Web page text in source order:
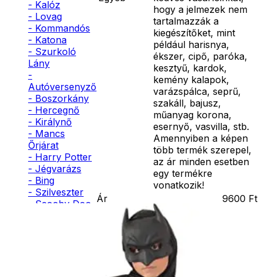
- Kalóz
- Lovag
- Kommandós
- Katona
- Szurkoló
Lány
-
Autóversenyző
- Boszorkány
- Hercegnő
- Királynő
- Mancs
Őrjárat
- Harry Potter
- Jégvarázs
- Bing
- Szilveszter
- Scooby Doo
hogy a jelmezek nem
tartalmazzák a
kiegészítőket, mint
például harisnya,
ékszer, cipő, paróka,
kesztyű, kardok,
kemény kalapok,
varázspálca, seprű,
szakáll, bajusz,
műanyag korona,
esernyő, vasvilla, stb.
Amennyiben a képen
több termék szerepel,
az ár minden esetben
egy termékre
vonatkozik!
Ár
9600 Ft
Kosárba
Szállítás:
- Csomagautomata: 1190 forinttól
- Házhozszállítás: 2190 forinttól
- Személyes átvétel: ingyenesen